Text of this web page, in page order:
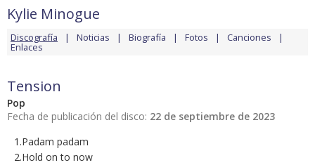
Kylie Minogue
Discografía Noticias Biografía Fotos Canciones
Enlaces
Tension
Pop
Fecha de publicación del disco: 22 de septiembre de 2023
1.Padam padam
2.Hold on to now